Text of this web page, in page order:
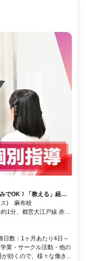
でOK！「教える」経験
ス) 麻布校
1分、都営大江戸線 赤羽
六本木1c口徒歩約12分
日数：1ヶ月あたり4日～
業・サークル活動・他の
効くので、様々な働き...